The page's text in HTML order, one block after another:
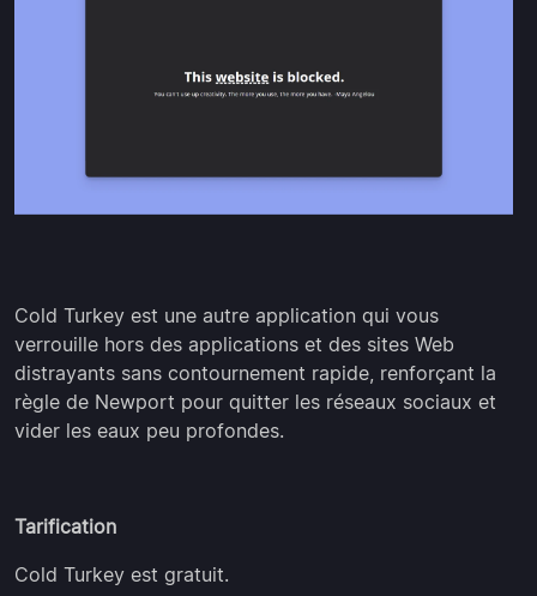
Cold Turkey est une autre application qui vous
verrouille hors des applications et des sites Web
distrayants sans contournement rapide, renforçant la
règle de Newport pour quitter les réseaux sociaux et
vider les eaux peu profondes.
Tarification
Cold Turkey est gratuit.